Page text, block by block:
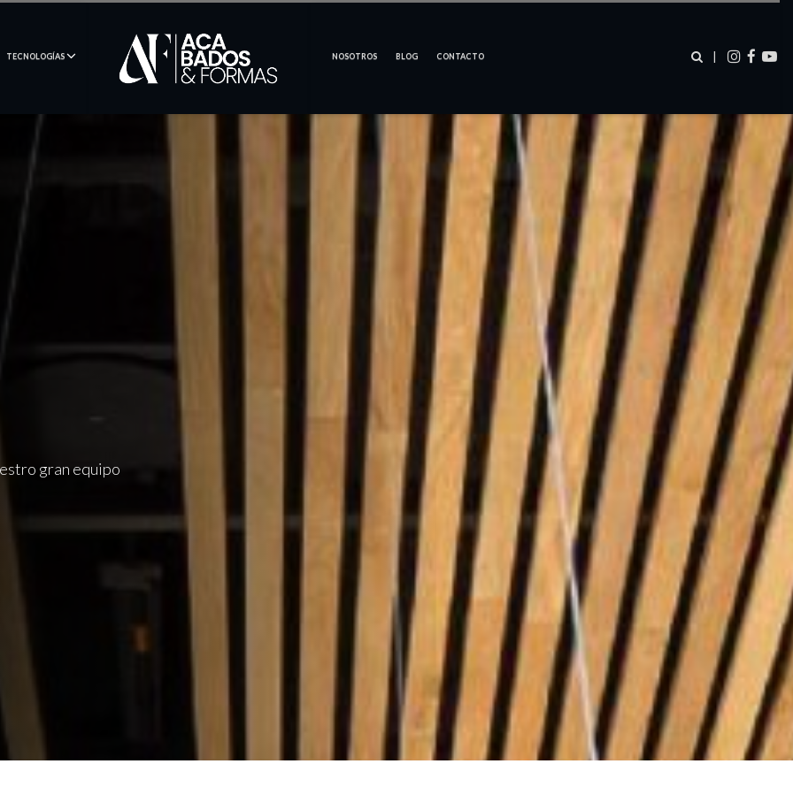
| –
TECNOLOGÍAS NOSOTROS BLOG CONTACTO
gran equipo